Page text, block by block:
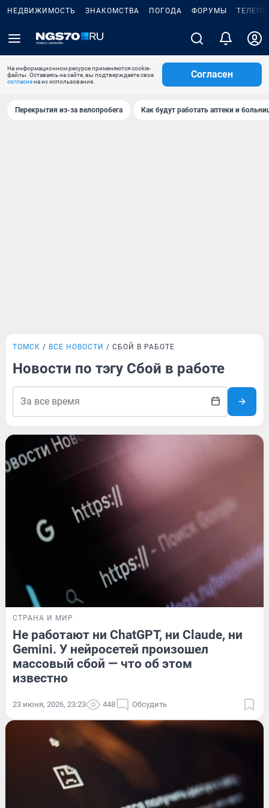
НЕДВИЖИМОСТЬ ЗНАКОМСТВА ПОГОДА ФОРУМЫ
На информационном ресурсе применяются cookie-
файлы. Оставаясь на сайте, вы подтверждаете свое
согласиена их использование.
Согласен
Перекрытия из-за велопробега Как будут работать аптеки и
ТОМСК ВСЕ НОВОСТИ СБОЙ В РАБОТЕ
Новости по тэгу Сбой в работе
СТРАНА И МИР
Не работают ни ChatGPT, ни Claude, ни
Gemini. У нейросетей произошел
массовый сбой — что об этом
известно
23 июня, 2026, 23:23 448 Обсудить